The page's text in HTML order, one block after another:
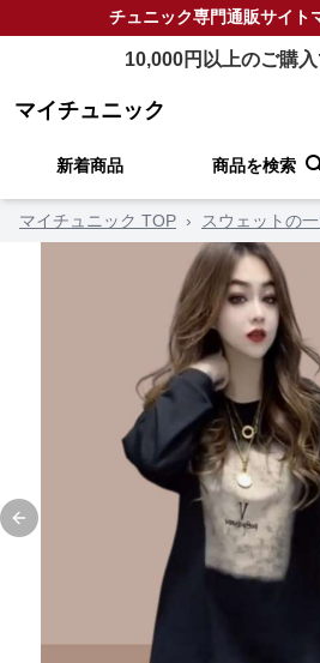
チュニック専門通販サイト
10,000円以上のご購
マイチュニック
新着商品 商品を検索
マイチュニック TOP › スウェットの
Previous slide